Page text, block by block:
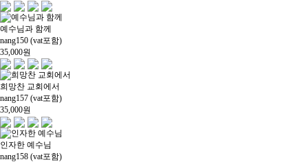
예수님과 함께
nang150 (vat포함)
35,000원
희망찬 교회에서
nang157 (vat포함)
35,000원
인자한 예수님
nang158 (vat포함)